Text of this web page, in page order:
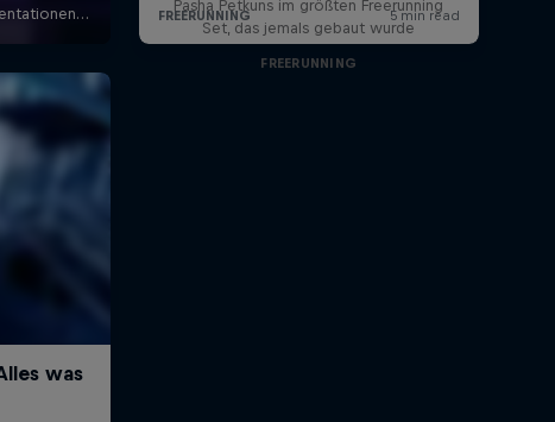
Pasha Petkuns im größten Freerunning
Set, das jemals gebaut wurde
FREERUNNING